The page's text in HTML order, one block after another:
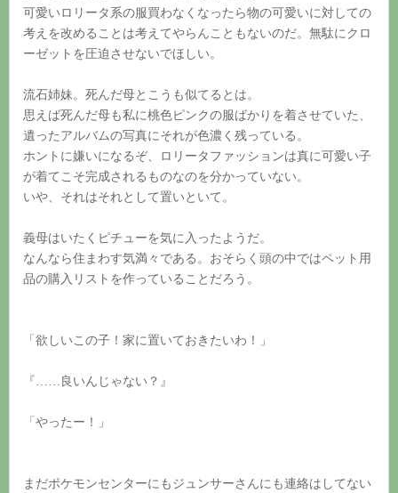
可愛いロリータ系の服買わなくなったら物の可愛いに対しての
考えを改めることは考えてやらんこともないのだ。無駄にクロ
ーゼットを圧迫させないでほしい。
流石姉妹。死んだ母とこうも似てるとは。
思えば死んだ母も私に桃色ピンクの服ばかりを着させていた、
遺ったアルバムの写真にそれが色濃く残っている。
ホントに嫌いになるぞ、ロリータファッションは真に可愛い子
が着てこそ完成されるものなのを分かっていない。
いや、それはそれとして置いといて。
義母はいたくピチューを気に入ったようだ。
なんなら住まわす気満々である。おそらく頭の中ではペット用
品の購入リストを作っていることだろう。
「欲しいこの子！家に置いておきたいわ！」
『……良いんじゃない？』
「やったー！」
まだポケモンセンターにもジュンサーさんにも連絡はしてない